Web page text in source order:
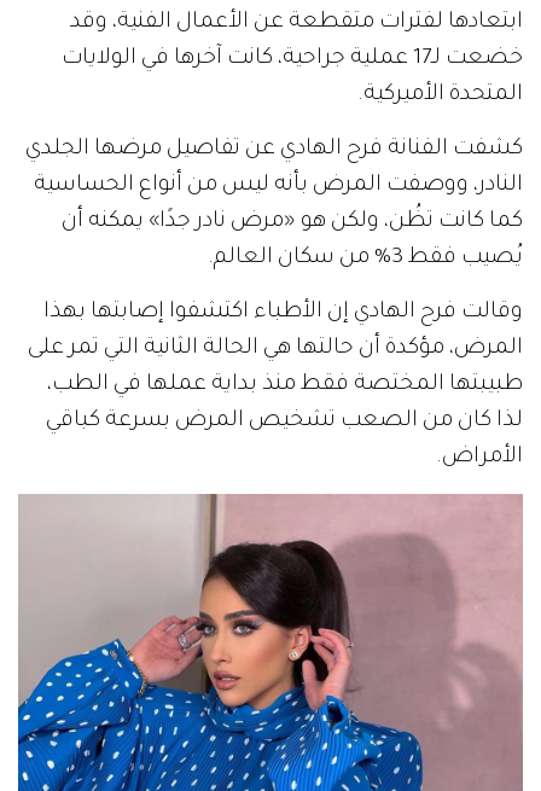
ابتعادها لفترات متقطعة عن الأعمال الفنية، وقد
خضعت لـ17 عملية جراحية، كانت آخرها في الولايات
المتحدة الأميركية.
كشفت الفنانة فرح الهادي عن تفاصيل مرضها الجلدي
النادر، ووصفت المرض بأنه ليس من أنواع الحساسية
كما كانت تظُن، ولكن هو «مرض نادر جدًا» يمكنه أن
يُصيب فقط 3% من سكان العالم.
وقالت فرح الهادي إن الأطباء اكتشفوا إصابتها بهذا
المرض، مؤكدة أن حالتها هي الحالة الثانية التي تمر على
طبيبتها المختصة فقط منذ بداية عملها في الطب،
لذا كان من الصعب تشخيص المرض بسرعة كباقي
الأمراض.